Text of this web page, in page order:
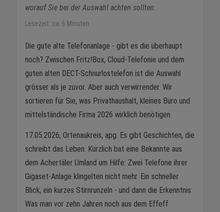
worauf Sie bei der Auswahl achten sollten.
Lesezeit: ca. 6 Minuten
Die gute alte Telefonanlage - gibt es die überhaupt
noch? Zwischen Fritz!Box, Cloud-Telefonie und dem
guten alten DECT-Schnurlostelefon ist die Auswahl
grösser als je zuvor. Aber auch verwirrender. Wir
sortieren für Sie, was Privathaushalt, kleines Büro und
mittelständische Firma 2026 wirklich benötigen.
17.05.2026, Ortenaukreis, apg. Es gibt Geschichten, die
schreibt das Leben. Kürzlich bat eine Bekannte aus
dem Achertäler Umland um Hilfe: Zwei Telefone ihrer
Gigaset-Anlage klingelten nicht mehr. Ein schneller
Blick, ein kurzes Stirnrunzeln - und dann die Erkenntnis:
Was man vor zehn Jahren noch aus dem Effeff